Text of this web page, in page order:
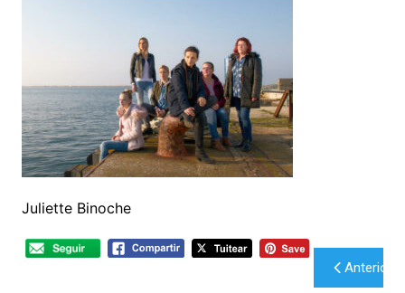
Juliette Binoche
Navegación
Anterior